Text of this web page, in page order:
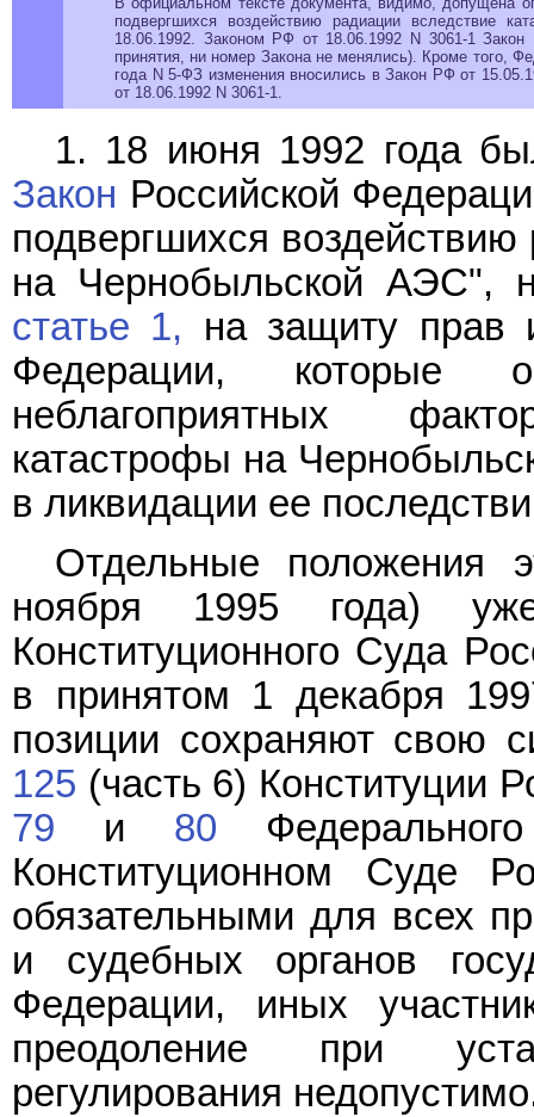
подвергшихся воздействию радиации вследствие
18.06.1992. Законом РФ от 18.06.1992 N 3061-1
принятия, ни номер Закона не менялись). Кроме того,
года N 5-ФЗ изменения вносились в Закон РФ от
от 18.06.1992 N 3061-1.
1. 18 июня 1992 года
Закон Российской
подвергшихся
на Чернобыльской АЭС",
статье 1, на защиту прав
Федерации, которые
неблагоприятных
катастрофы на
в ликвидации ее
Отдельные положения
ноября 1995 года)
Конституционного Суда
в принятом 1 декабря
позиции сохраняют свою
125 (часть 6) Конституции
79 и 80
Конституционном Суде
обязательными для всех
и судебных органов
Федерации, иных
преодоление при
регулирования